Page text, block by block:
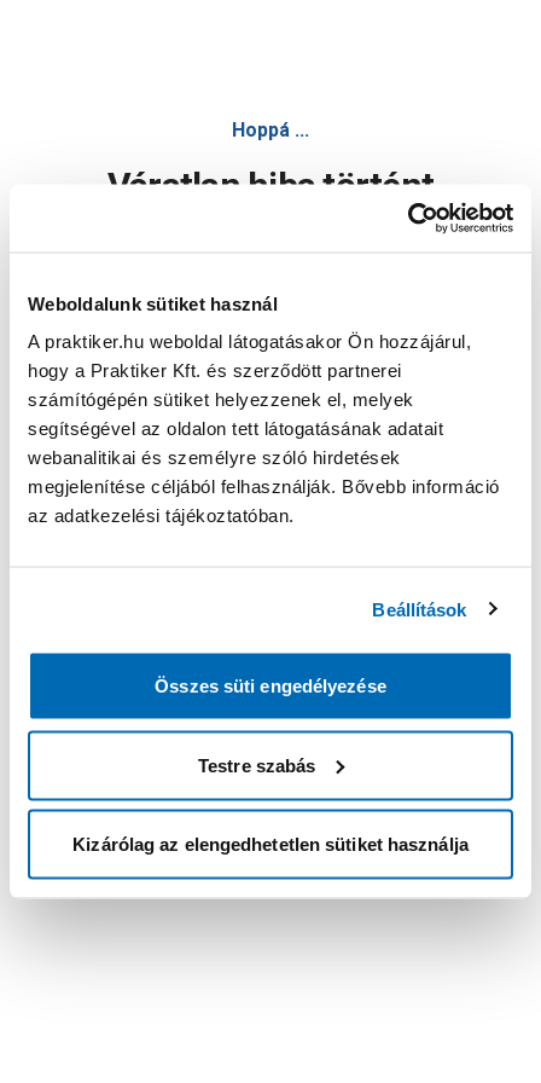
Weboldalunk sütiket használ
A praktiker.hu weboldal látogatásakor Ön hozzájárul,
hogy a Praktiker Kft. és szerződött partnerei
számítógépén sütiket helyezzenek el, melyek
segítségével az oldalon tett látogatásának adatait
webanalitikai és személyre szóló hirdetések
megjelenítése céljából felhasználják. Bővebb információ
az adatkezelési tájékoztatóban.
Beállítások
Összes süti engedélyezése
Testre szabás
Kizárólag az elengedhetetlen sütiket használja
Hoppá ...
Váratlan hiba történt
Oldal újratöltése